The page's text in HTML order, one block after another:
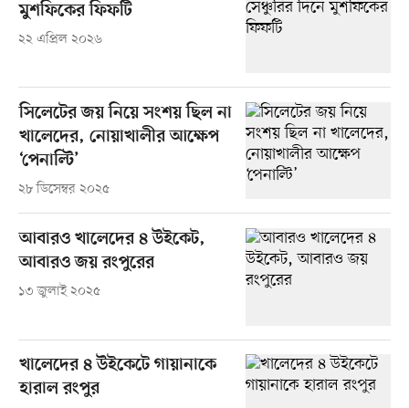
মুশফিকের ফিফটি
২২ এপ্রিল ২০২৬
সিলেটের জয় নিয়ে সংশয় ছিল না
খালেদের, নোয়াখালীর আক্ষেপ
‘পেনাল্টি’
২৮ ডিসেম্বর ২০২৫
আবারও খালেদের ৪ উইকেট,
আবারও জয় রংপুরের
১৩ জুলাই ২০২৫
খালেদের ৪ উইকেটে গায়ানাকে
হারাল রংপুর